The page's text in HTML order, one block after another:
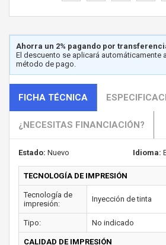
Ahorra un 2% pagando por
El descuento se aplicará automáticamente
método de pago.
FICHA TÉCNICA
¿NECESITAS FINANCIACIÓN?
Estado: Nuevo Idioma:
TECNOLOGÍA DE IMPRESIÓN
Tecnología de
impresión:
Inyección de tinta
Tipo: No indicado
CALIDAD DE IMPRESIÓN